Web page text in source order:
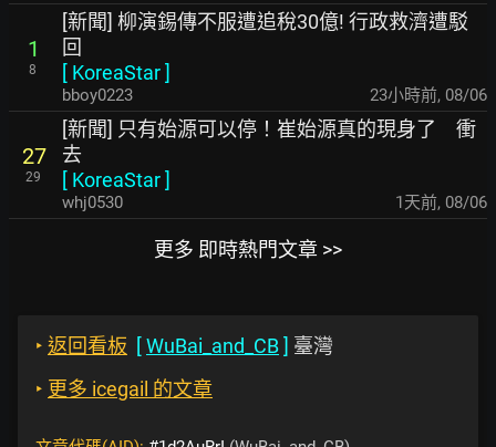
1
8
[新聞] 柳演錫傳不服遭追稅30億! 行政救濟遭駁
回
[ KoreaStar]
bboy0223 23小時前, 08/06
27
29
[新聞] 只有始源可以停！崔始源真的現身了 衝
去
[ KoreaStar]
whj0530 1天前, 08/06
更多 即時熱門文章 >>
‣ 返回看板 [WuBai_and_CB] 臺灣
‣ 更多 icegail 的文章